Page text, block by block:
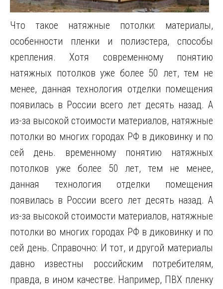
Что такое натяжные потолки: материалы,
особенности пленки и полиэстера, способы
крепления. Хотя современному понятию
натяжных потолков уже более 50 лет, тем не
менее, данная технология отделки помещения
появилась в России всего лет десять назад. А
из-за высокой стоимости материалов, натяжные
потолки во многих городах РФ в диковинку и по
сей день. временному понятию натяжных
потолков уже более 50 лет, тем не менее,
данная технология отделки помещения
появилась в России всего лет десять назад. А
из-за высокой стоимости материалов, натяжные
потолки во многих городах РФ в диковинку и по
сей день. Справочно: И тот, и другой материалы
давно известны российским потребителям,
правда, в ином качестве. Например, ПВХ пленку